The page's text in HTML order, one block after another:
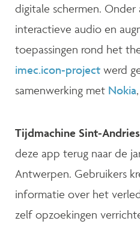
digitale schermen.
interactieve audio en
toepassingen rond het
imec.icon-project werd
samenwerking met Nokia,
Tijdmachine Sint-Andries
deze app terug naar de
Antwerpen. Gebruikers
informatie over het
zelf opzoekingen